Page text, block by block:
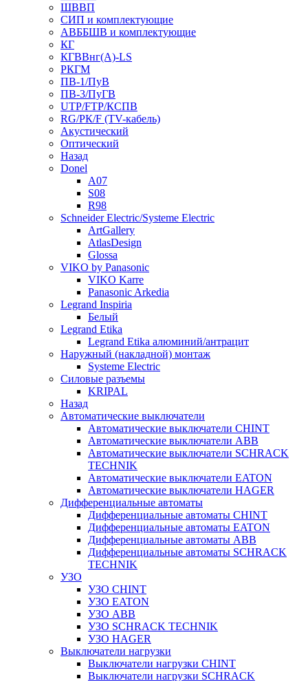
ШВВП
СИП и комплектующие
АВББШВ и комплектующие
КГ
КГВВнг(А)-LS
РКГМ
ПВ-1/ПуВ
ПВ-3/ПуГВ
UTP/FTP/КСПВ
RG/РК/F (TV-кабель)
Акустический
Оптический
Назад
Donel
A07
S08
R98
Schneider Electric/Systeme Electric
ArtGallery
AtlasDesign
Glossa
VIKO by Panasonic
VIKO Karre
Panasonic Arkedia
Legrand Inspiria
Белый
Legrand Etika
Legrand Etika алюминий/антрацит
Наружный (накладной) монтаж
Systeme Electric
Силовые разъемы
KRIPAL
Назад
Автоматические выключатели
Автоматические выключатели CHINT
Автоматические выключатели ABB
Автоматические выключатели SCHRACK
TECHNIK
Автоматические выключатели EATON
Автоматические выключатели HAGER
Дифференциальные автоматы
Дифференциальные автоматы CHINT
Дифференциальные автоматы EATON
Дифференциальные автоматы ABB
Дифференциальные автоматы SCHRACK
TECHNIK
УЗО
УЗО CHINT
УЗО EATON
УЗО ABB
УЗО SCHRACK TECHNIK
УЗО HAGER
Выключатели нагрузки
Выключатели нагрузки CHINT
Выключатели нагрузки SCHRACK